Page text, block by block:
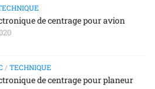
de centrage pour avion
/ TECHNIQUE
de centrage pour planeur